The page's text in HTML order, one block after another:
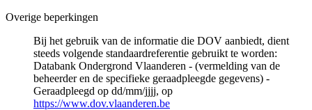
Overige beperkingen
Bij het gebruik van de informatie die DOV aanbiedt, dient
steeds volgende standaardreferentie gebruikt te worden:
Databank Ondergrond Vlaanderen - (vermelding van de
beheerder en de specifieke geraadpleegde gegevens) -
Geraadpleegd op dd/mm/jjjj, op
https://www.dov.vlaanderen.be